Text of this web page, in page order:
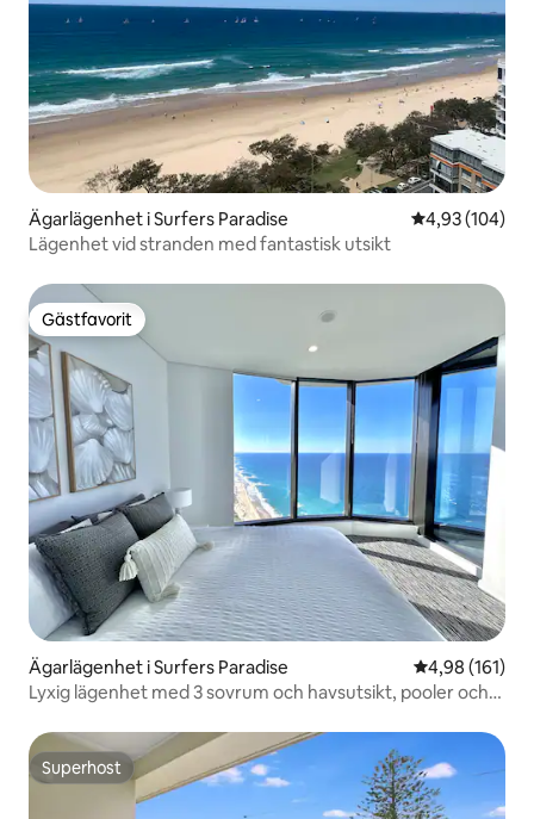
Ägarlägenhet i Surfers Paradise 4,93 av 5 i
4,93 (104)
Lägenhet vid stranden med fantastisk utsikt
Gästfavorit
Gästfavorit
Ägarlägenhet i Surfers Paradise 4,98 av 5 i
4,98 (161)
Lyxig lägenhet med 3 sovrum och havsutsikt, pooler och
Superhost
Superhost